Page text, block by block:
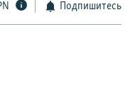
Подпишитесь